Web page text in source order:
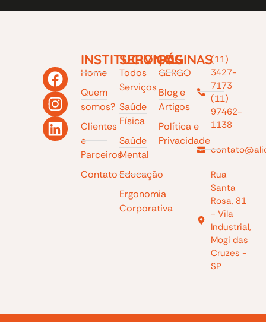
INSTITUCIONAL
Home
Quem
somos?
Clientes
e
Parceiros
Contato
SERVIÇOS
Todos
Serviços
Saúde
Física
Saúde
Mental
Educação
Ergonomia
Corporativa
PÁGINAS
GERGO
Blog e
Artigos
Política e
Privacidade
(11)
3427-
7173
(11)
97462-
1138
Rua
Santa
Rosa, 81
- Vila
Industrial,
Mogi das
Cruzes -
SP